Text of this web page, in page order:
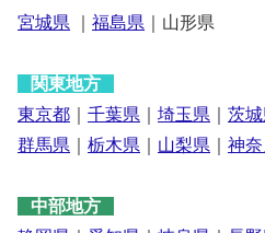
宮城県 福島県 ｜山形県
関東地方
東京都
千葉県 埼玉県
茨
群馬県
栃木県 山梨県 神
中部地方